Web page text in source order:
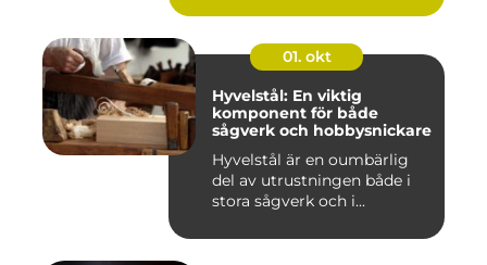
01. okt
Hyvelstål: En viktig
komponent för både
sågverk och hobbysnickare
Hyvelstål är en oumbärlig
del av utrustningen både i
stora sågverk och i...